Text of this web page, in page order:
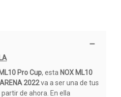
ML10 Pro Cup, esta NOX ML10
2022va a ser una de tus
de ahora. En ella